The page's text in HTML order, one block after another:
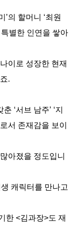
’의 할머니 ‘최원
별한 인연을 쌓아
이로 성장한 현재
.
춘 ‘서브 남주’ ‘지
서 존재감을 보이
아졌을 정도입니
캐릭터를 만나고
한 <김과장>도 재